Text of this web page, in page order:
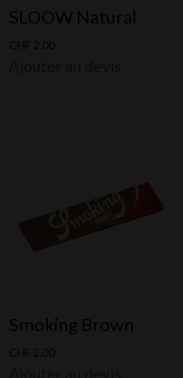
SLOOW Natural
CHF 2.00
Smoking Brown
CHF 2.00